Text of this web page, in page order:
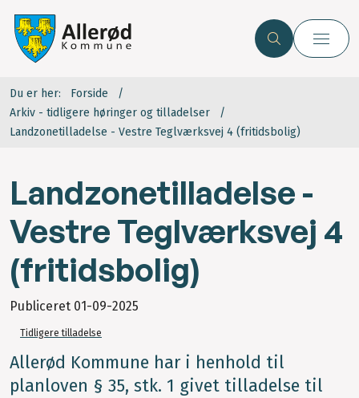
Du er her:
Forside
Arkiv - tidligere høringer og tilladelser
Landzonetilladelse - Vestre Teglværksvej 4 (fritidsbolig)
Landzonetilladelse -
Vestre Teglværksvej 4
(fritidsbolig)
Publiceret 01-09-2025
Tidligere tilladelse
Allerød Kommune har i henhold til
planloven § 35, stk. 1 givet tilladelse til